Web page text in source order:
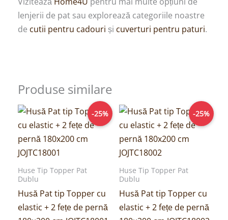
lenjerii de pat sau explorează categoriile noastre
de cutii pentru cadouri și cuverturi pentru paturi.
Produse similare
-25%
Huse Tip Topper Pat
Dublu
Husă Pat tip Topper cu
elastic + 2 fețe de pernă
Prețul
inițial
a
fost:
199,00lei.
Prețul
curent
este:
149,00lei.
-25%
Huse Tip Topper Pat
Dublu
Husă Pat tip Topper cu
elastic + 2 fețe de pernă
Prețul
inițial
a
fost:
199,00lei.
Prețul
curent
este:
149,00lei.